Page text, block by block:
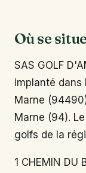
Où se
SAS GOLF
implanté dans
Marne
Marne (94).
golfs de la
1 CHEMIN DU